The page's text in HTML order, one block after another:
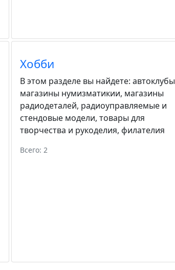
Хобби
В этом разделе вы найдете: автоклубы
магазины нумизматикии, магазины
радиодеталей, радиоуправляемые и
стендовые модели, товары для
творчества и рукоделия, филателия
Всего: 2